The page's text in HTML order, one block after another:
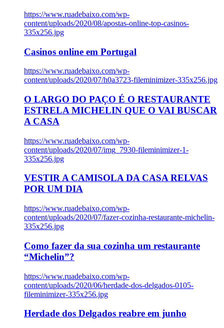
https://www.ruadebaixo.com/wp-
content/uploads/2020/08/apostas-online-top-casinos-
335x256.jpg
Casinos online em Portugal
https://www.ruadebaixo.com/wp-
content/uploads/2020/07/h0a3723-fileminimizer-335x256.jpg
O LARGO DO PAÇO É O RESTAURANTE
ESTRELA MICHELIN QUE O VAI BUSCAR
A CASA
https://www.ruadebaixo.com/wp-
content/uploads/2020/07/img_7930-fileminimizer-1-
335x256.jpg
VESTIR A CAMISOLA DA CASA RELVAS
POR UM DIA
https://www.ruadebaixo.com/wp-
content/uploads/2020/07/fazer-cozinha-restaurante-michelin-
335x256.jpg
Como fazer da sua cozinha um restaurante
“Michelin”?
https://www.ruadebaixo.com/wp-
content/uploads/2020/06/herdade-dos-delgados-0105-
fileminimizer-335x256.jpg
Herdade dos Delgados reabre em junho